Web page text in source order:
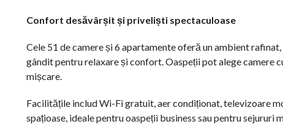
Confort desăvârșit și priveliști spectaculoase
Cele 51 de camere și 6 apartamente oferă un ambient
gândit pentru relaxare și confort. Oaspeții pot alege camere
mișcare.
Facilitățile includ Wi-Fi gratuit, aer condiționat, televizoare
spațioase, ideale pentru oaspeții business sau pentru sejururi